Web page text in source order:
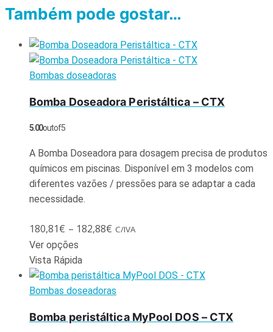
Também pode gostar…
Bombas doseadoras
Bomba Doseadora Peristáltica – CTX
5.00out of 5
A Bomba Doseadora para dosagem precisa de produtos
químicos em piscinas. Disponível em 3 modelos com
diferentes vazões / pressões para se adaptar a cada
necessidade.
180,81€ – 182,88€ C/IVA
Ver opções
Vista Rápida
Bombas doseadoras
Bomba peristáltica MyPool DOS – CTX